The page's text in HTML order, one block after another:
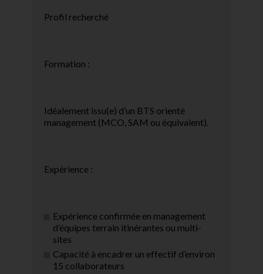
Profil recherché
Formation :
Idéalement issu(e) d’un BTS orienté
management (MCO, SAM ou équivalent).
Expérience :
Expérience confirmée en management
d’équipes terrain itinérantes ou multi-
sites
Capacité à encadrer un effectif d’environ
15 collaborateurs